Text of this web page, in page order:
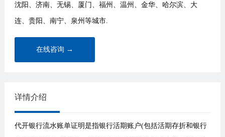
沈阳、济南、无锡、厦门、福州、温州、金华、哈尔滨、大
连、贵阳、南宁、泉州等城市.
在线咨询 →
详情介绍
代开银行流水账单证明是指银行活期账户(包括活期存折和银行